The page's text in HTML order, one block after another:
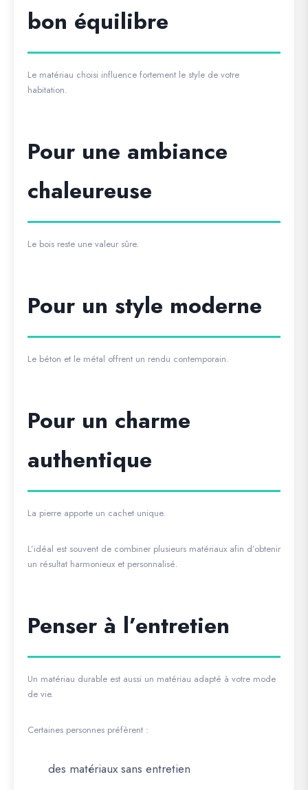
bon équilibre
Le matériau choisi influence fortement le style de votre
habitation.
Pour une ambiance
chaleureuse
Le bois reste une valeur sûre.
Pour un style moderne
Le béton et le métal offrent un rendu contemporain.
Pour un charme
authentique
La pierre apporte un cachet unique.
L’idéal est souvent de combiner plusieurs matériaux afin d’obtenir
un résultat harmonieux et personnalisé.
Penser à l’entretien
Un matériau durable est aussi un matériau adapté à votre mode
de vie.
Certaines personnes préfèrent :
des matériaux sans entretien